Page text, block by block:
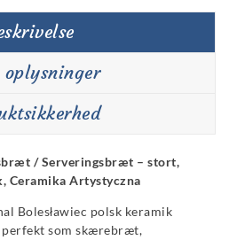
oplysninger
/ Serveringsbræt – stort,
Ceramika Artystyczna
Bolesławiec polsk keramik
perfekt som skærebræt,